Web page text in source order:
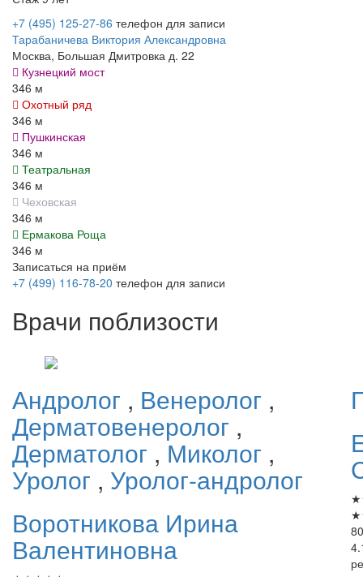
+7 (495) 125-27-86 телефон для записи
Тарабаничева Виктория Александровна
Москва, Большая Дмитровка д. 22
Кузнецкий мост
346 м
Охотный ряд
346 м
Пушкинская
346 м
Театральная
346 м
Чеховская
346 м
Ермакова Роща
346 м
Записаться на приём
+7 (499) 116-78-20 телефон для записи
Врачи поблизости
Андролог , Венеролог ,
Дерматовенеролог ,
Дерматолог , Миколог ,
Уролог , Уролог-андролог
Воротникова Ирина
Валентиновна
★
★